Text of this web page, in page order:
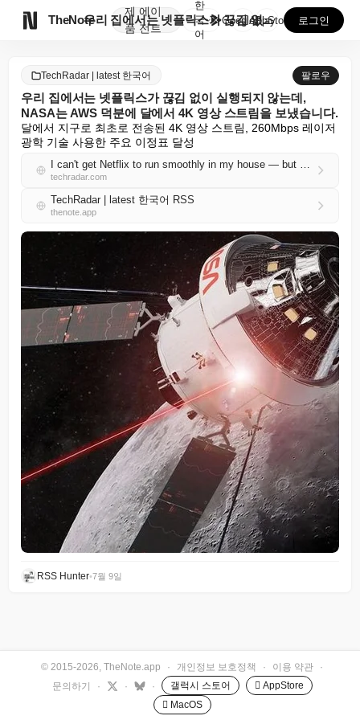
TheNote
제
품
에이
전트
우리 집에서는 넷플릭스가 끊김 없이 실행되지 않는데, ...
한
국
어
GooglePlay
AppStore 로그인
TechRadar | latest 한국어 팔로우
우리 집에서는 넷플릭스가 끊김 없이 실행되지 않는데,
NASA는 AWS 덕분에 달에서 4K 영상 스트림을 보냈습니다.
달에서 지구로 최초로 전송된 4K 영상 스트림, 260Mbps 레이저
광학 기술 사용한 주요 이정표 달성
I can't get Netflix to run smoothly in my house — but NASA just sent a 4K video stream from the Moon, thanks to AWS
techradar.com
TechRadar | latest 한국어 RSS
thenote.app
RSS Hunter•7월 9일
© 2015-2026, TheNote.app · 개인정보 보호정책 · 이용 약관
·
문의하기
· · · 갤럭시 스토어
 AppStore
 MacOS